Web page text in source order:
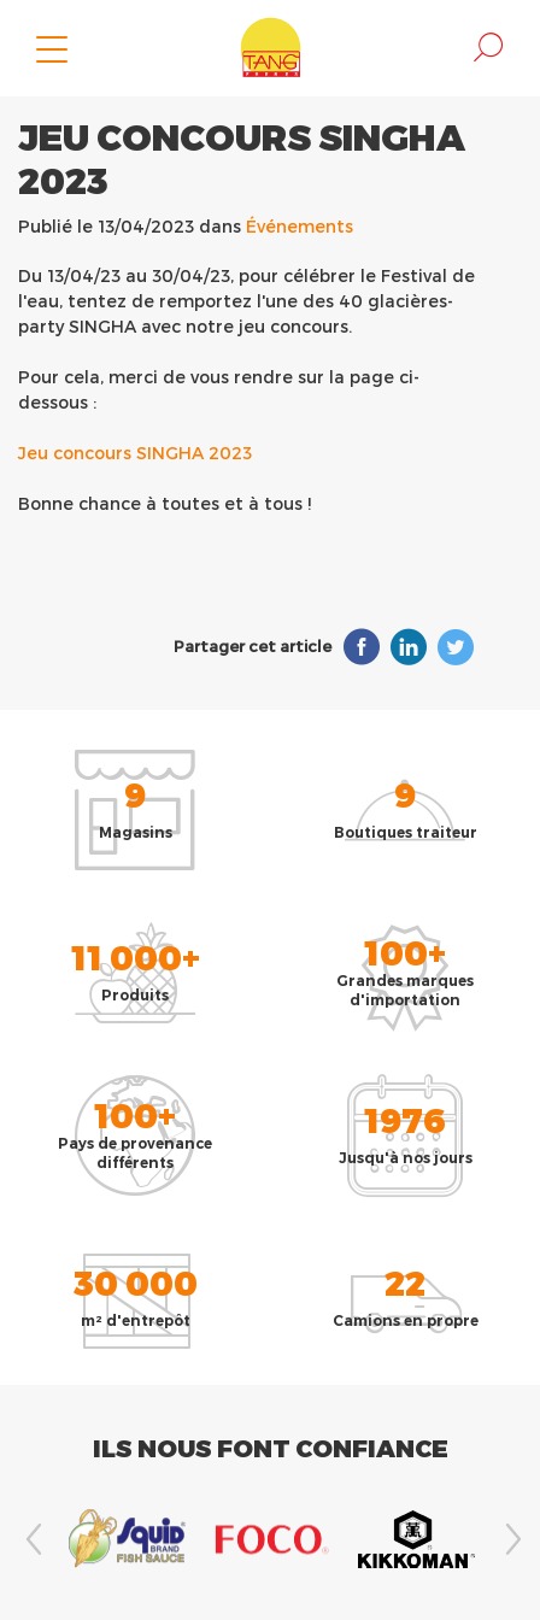
JEU CONCOURS SINGHA
2023
Publié le 13/04/2023 dans Événements
Du 13/04/23 au 30/04/23, pour célébrer le Festival de
l'eau, tentez de remportez l'une des 40 glacières-
party SINGHA avec notre jeu concours.
Pour cela, merci de vous rendre sur la page ci-
dessous :
Jeu concours SINGHA 2023
Bonne chance à toutes et à tous !
Partager cet article
9
Magasins
9
Boutiques traiteur
11 000+
Produits
100+
Grandes marques
d'importation
100+
Pays de provenance
différents
1976
Jusqu'à nos jours
30 000
m² d'entrepôt
22
Camions en propre
ILS NOUS FONT CONFIANCE